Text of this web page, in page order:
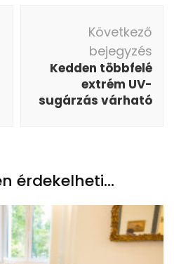
Következő
bejegyzés
Kedden többfelé
extrém UV-
sugárzás várható
érdekelheti...